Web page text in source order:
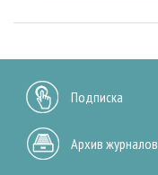
Подписка
Архив журналов